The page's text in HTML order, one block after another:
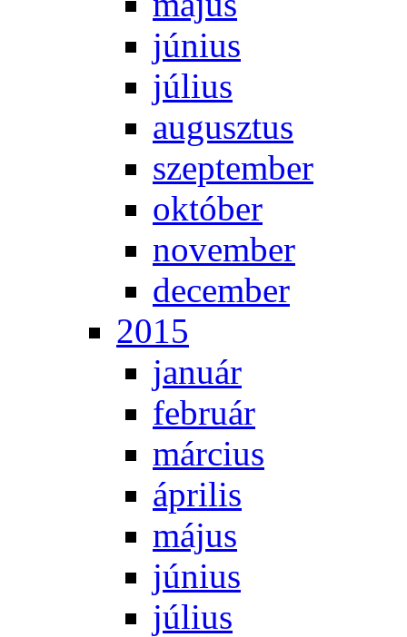
jú­ni­us
jú­li­us
au­gusz­tus
szep­tem­ber
ok­tó­ber
no­vem­ber
de­cem­ber
2015
ja­nu­ár
feb­ru­ár
már­ci­us
áp­ri­lis
má­jus
jú­ni­us
jú­li­us